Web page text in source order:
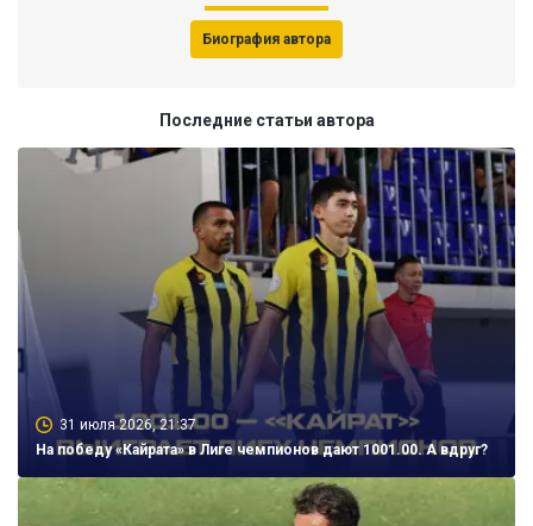
Биография автора
Последние статьи автора
31 июля 2026, 21:37
На победу «Кайрата» в Лиге чемпионов дают 1001.00. А вдруг?